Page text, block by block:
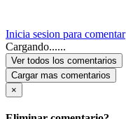
Inicia sesion para comentar
Cargando......
Ver todos los comentarios
Cargar mas comentarios
×